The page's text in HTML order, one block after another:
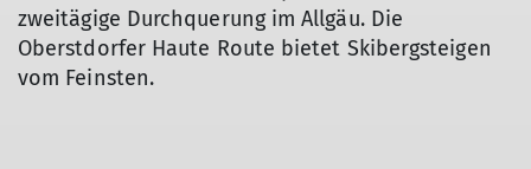
zweitägige Durchquerung im Allgäu. Die
Oberstdorfer Haute Route bietet Skibergsteigen
vom Feinsten.